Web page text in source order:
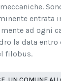
entrata
ad ogni
la data entro
filobus.